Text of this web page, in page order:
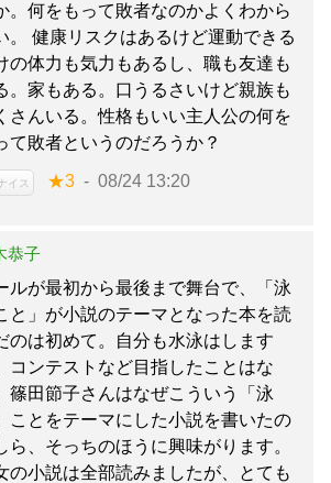
。何をもって敗者なのかよくわから
。 健康リスクはあるけど運動できる
の体力も気力もあるし、職も友達も
。家もある。口うるさいけど親族も
さんいる。性格もいい主人公の何を
て敗者というのだろうか？
イス ★3 08/24 13:20
恭子
ルが最初から最後まで舞台で、「泳
と」が小説のテーマとなった本を読
のは初めて。自分も水泳はします
コンテストなど目指したことはな
篠田節子さんはなぜこういう「泳
ことをテーマにした小説を書いたの
ら、そっちのほうに興味がります。
の小説は全部読みましたが、とても